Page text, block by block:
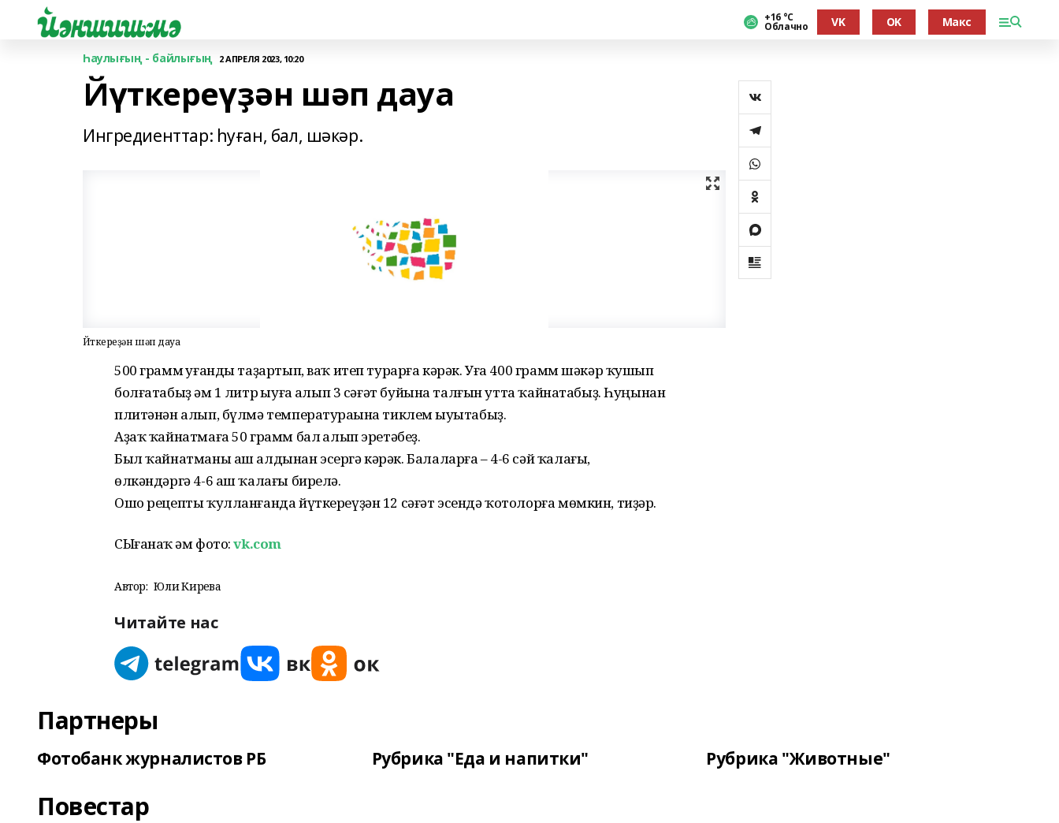
+16 °С
Облачно VK OK Макс
Һаулығың - байлығың 2 АПРЕЛЯ 2023, 10:20
Йүткереүҙән шәп дауа
Ингредиенттар: һуған, бал, шәкәр.
Йүткереүҙән шәп дауа
500 грамм һуғанды таҙартып, ваҡ итеп турарға кәрәк. Уға 400 грамм шәкәр ҡушып
болғатабыҙ һәм 1 литр һыуға һалып 3 сәғәт буйына талғын утта ҡайнатабыҙ. Һуңынан
плитәнән алып, бүлмә температураһына тиклем һыуытабыҙ.
Аҙаҡ ҡайнатмаға 50 грамм бал һалып эретәбеҙ.
Был ҡайнатманы аш алдынан эсергә кәрәк. Балаларға – 4-6 сәй ҡалағы,
өлкәндәргә 4-6 аш ҡалағы бирелә.
Ошо рецепты ҡулланғанда йүткереүҙән 12 сәғәт эсендә ҡотолорға мөмкин, тиҙәр.
СЫғанаҡ һәм фото:vk.com
Автор: Юлиә Кирәева
Читайте нас
Партнеры
Фотобанк журналистов РБ Рубрика "Еда и напитки" Рубрика "Животные"
Повестар